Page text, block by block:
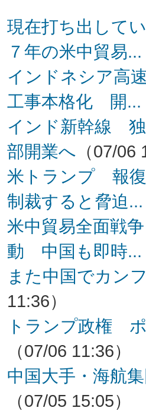
現在打ち出して
７年の米中貿易...
インドネシア高
工事本格化 開...
インド新幹線 独
部開業へ （07/06
米トランプ 報復
制裁すると脅迫...
米中貿易全面戦
動 中国も即時...
また中国でカン
11:36）
トランプ政権
（07/06 11:36）
中国大手・海航
（07/05 15:05）